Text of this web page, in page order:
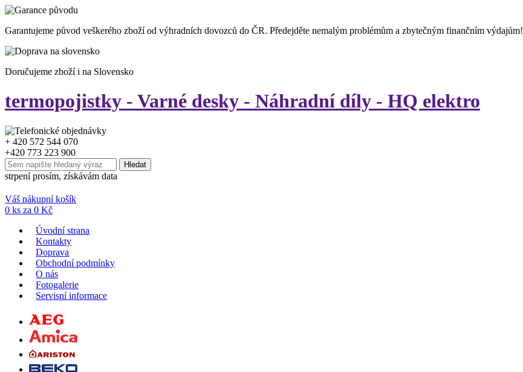
Garantujeme původ veškerého zboží od výhradních dovozců do ČR. Předejděte nemalým problémům a zbytečným finančním výdajům!
Doručujeme zboží i na Slovensko
termopojistky - Varné desky - Náhradní díly - HQ elektro
+ 420 572 544 070
+420 773 223 900
strpení prosím, získávám data
Váš nákupní košík
0 ks za 0 Kč
Úvodní strana
Kontakty
Doprava
Obchodní podmínky
O nás
Fotogalerie
Servisní informace